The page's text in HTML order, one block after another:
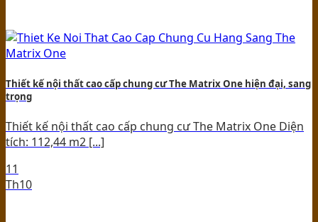
Thiết kế nội thất cao cấp chung cư The Matrix One hiện đại, sang
trọng
Thiết kế nội thất cao cấp chung cư The Matrix One Diện
tích: 112,44 m2 [...]
11
Th10